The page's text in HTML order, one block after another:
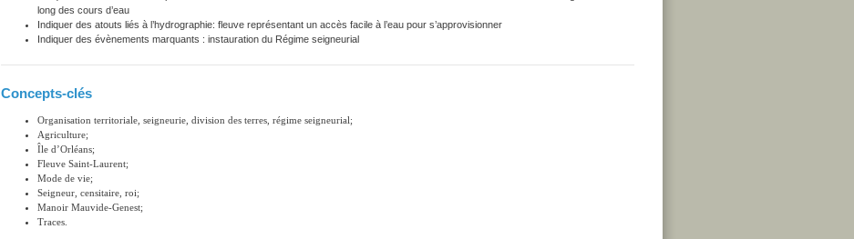
long des cours d’eau
Indiquer des atouts liés à l’hydrographie: fleuve représentant un accès facile à l’eau pour s’approvisionner
Indiquer des évènements marquants : instauration du Régime seigneurial
Concepts-clés
Organisation territoriale, seigneurie, division des terres, régime seigneurial;
Agriculture;
Île d’Orléans;
Fleuve Saint-Laurent;
Mode de vie;
Seigneur, censitaire, roi;
Manoir Mauvide-Genest;
Traces.